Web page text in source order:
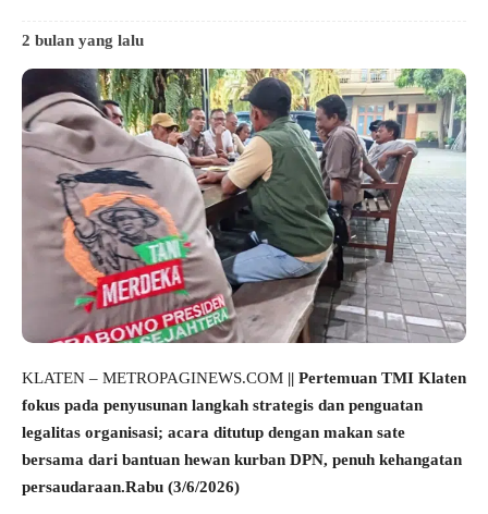
2 bulan yang lalu
KLATEN – METROPAGINEWS.COM || Pertemuan TMI Klaten
fokus pada penyusunan langkah strategis dan penguatan
legalitas organisasi; acara ditutup dengan makan sate
bersama dari bantuan hewan kurban DPN, penuh kehangatan
persaudaraan.Rabu (3/6/2026)